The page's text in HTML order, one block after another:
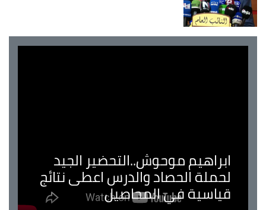
ابراهيم موحوش..التحضير الجيد
لحملة الحصاد والدرس اعطى نتائج
قياسية في المحاصيل